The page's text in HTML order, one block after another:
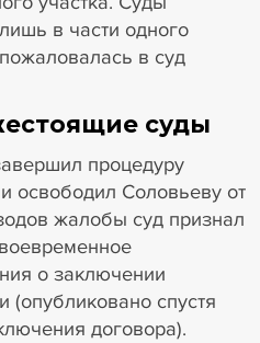
в части одного
в суд
суды
процедуру
освободил Соловьеву от
жалобы суд признал
о заключении
(опубликовано спустя
договора).